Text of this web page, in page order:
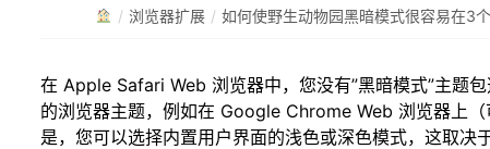
/ 浏览器扩展 / 如何使野生动物园黑暗模式很容易在3个
在 Apple Safari Web 浏览器中，您没有”黑暗模式”主题
的浏览器主题，例如在 Google Chrome Web 浏览器上
是，您可以选择内置用户界面的浅色或深色模式，这取决